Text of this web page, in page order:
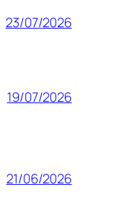
23/07/2026
19/07/2026
21/06/2026